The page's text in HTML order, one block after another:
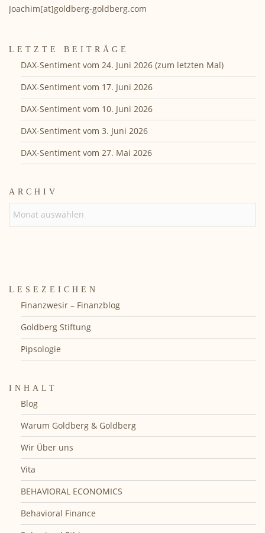
Joachim[at]goldberg-goldberg.com
LETZTE BEITRÄGE
DAX-Sentiment vom 24. Juni 2026 (zum letzten Mal)
DAX-Sentiment vom 17. Juni 2026
DAX-Sentiment vom 10. Juni 2026
DAX-Sentiment vom 3. Juni 2026
DAX-Sentiment vom 27. Mai 2026
ARCHIV
LESEZEICHEN
Finanzwesir – Finanzblog
Goldberg Stiftung
Pipsologie
INHALT
Blog
Warum Goldberg & Goldberg
Wir Über uns
Vita
BEHAVIORAL ECONOMICS
Behavioral Finance